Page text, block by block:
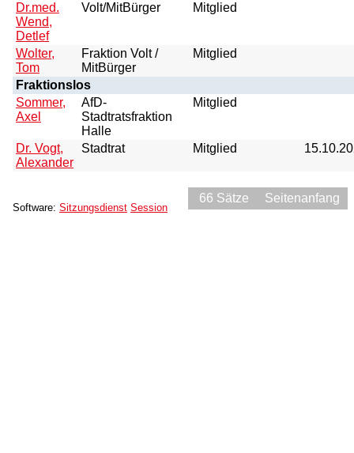
Dr.med.
Wend,
Detlef
Volt/MitBürger Mitglied
Wolter,
Tom
Fraktion Volt /
MitBürger
Mitglied
Fraktionslos
Sommer,
Axel
AfD-
Stadtratsfraktion
Halle
Mitglied
Dr. Vogt,
Alexander
Stadtrat Mitglied
66 Sätze Seitenanfang
Software: Sitzungsdienst Session